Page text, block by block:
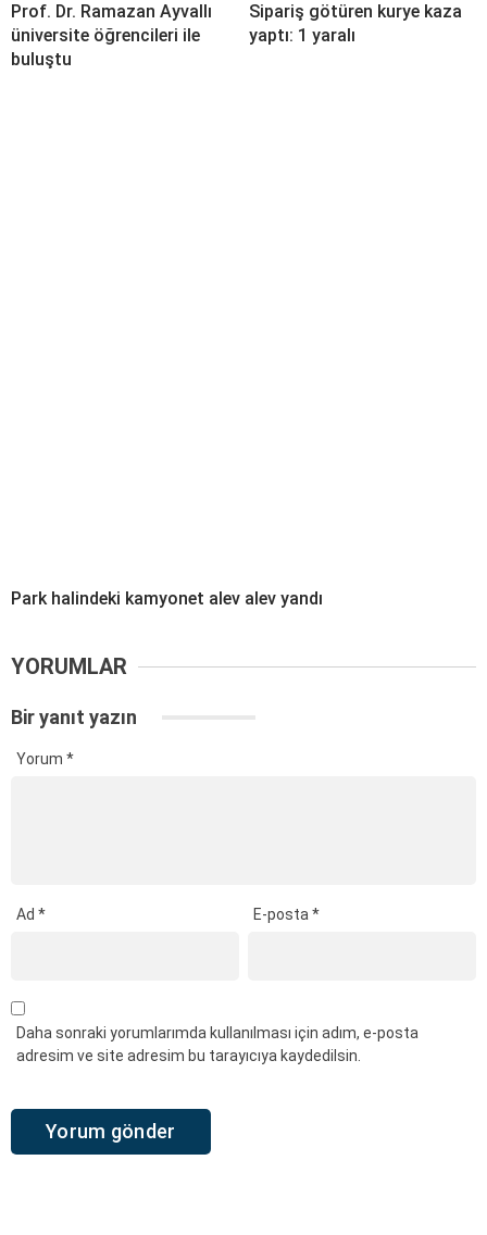
Prof. Dr. Ramazan Ayvallı
üniversite öğrencileri ile
buluştu
Sipariş götüren kurye kaza
yaptı: 1 yaralı
Park halindeki kamyonet alev alev yandı
YORUMLAR
Bir yanıt yazın
Yorum *
Ad * E-posta*
Daha sonraki yorumlarımda kullanılması için adım, e-posta
adresim ve site adresim bu tarayıcıya kaydedilsin.